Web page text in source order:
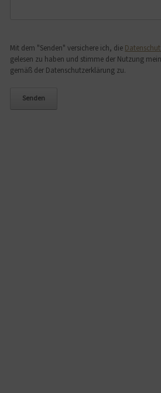
Mit dem "Senden" versichere ich, die
gelesen zu haben und stimme der Nutzung
gemäß der Datenschutzerklärung zu.